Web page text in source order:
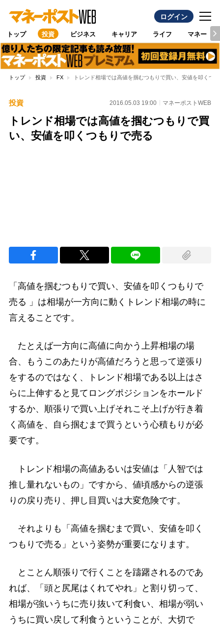
ログイン
トップ 投資 ビジネス キャリア ライフ マネー
トップ 投資 FX トレンド相場では高値を掴むつもりで買い、安値を叩くつ
投資 2016.05.03 19:00 マネーポストWEB
トレンド相場では高値を掴むつもりで買
い、安値を叩くつもりで売る
「高値を掴むつもりで買い、安値を叩くつもりで
売る 」は相場が一方向に動くトレンド相場の時に
言えることです。
たとえば一方向に高値に向かう上昇相場の場
合、もうこのあたりが高値だろうと思って逆張り
をするのではなく、トレンド相場である以上はさ
らに上伸すると見てロングポジションをホールド
するか、順張りで買い上げそれこそ上げが行き着
く高値を、自ら掴むまで買うという心積もりが必
要です。
トレンド相場の高値あるいは安値は「人智では
推し量れないもの」ですから、値頃感からの逆張
りの戻り売り、押し目買いは大変危険です。
それよりも「高値を掴むまで買い、安値を叩く
つもりで売る」という姿勢が重要になります。
とことん順張りで行くことを躊躇されるのであ
れば、「頭と尻尾はくれてやれ」と割り切って、
相場が強いうちに売り抜いて利食い、相場が弱い
うちに買い戻して利食うということが、大切で